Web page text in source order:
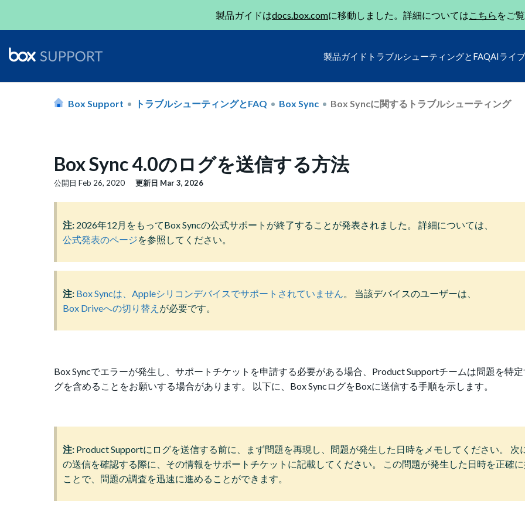
製品ガイドはdocs.box.comに移動しました。詳細についてはこちら をご
製品ガイド トラブルシューティングとFAQAIライ
Box Support トラブルシューティングとFAQ Box Sync Box Syncに関するトラブルシューティング
Box Sync 4.0のログを送信する方法
公開日 Feb 26, 2020 更新日 Mar 3, 2026
注: 2026年12月をもってBox Syncの公式サポートが終了することが発表されました。 詳細については、
公式発表のページを参照してください。
注: Box Syncは、Appleシリコンデバイスでサポートされていません。 当該デバイスのユーザーは、
Box Driveへの切り替え が必要です。
Box Syncでエラーが発生し、サポートチケットを申請する必要がある場合、Product Supportチームは問題を特
グを含めることをお願いする場合があります。 以下に、Box SyncログをBoxに送信する手順を示します。
注: Product Supportにログを送信する前に、まず問題を再現し、問題が発生した日時をメモしてください。 次
の送信を確認する際に、その情報をサポートチケットに記載してください。 この問題が発生した日時を正確
ことで、問題の調査を迅速に進めることができます。